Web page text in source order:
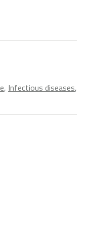
, Infectious diseases,